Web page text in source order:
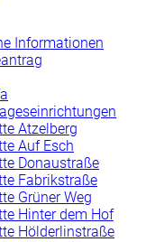
Informationen
Atzelberg
Auf Esch
Donaustraße
Fabrikstraße
Grüner Weg
Hinter dem Hof
Hölderlinstraße